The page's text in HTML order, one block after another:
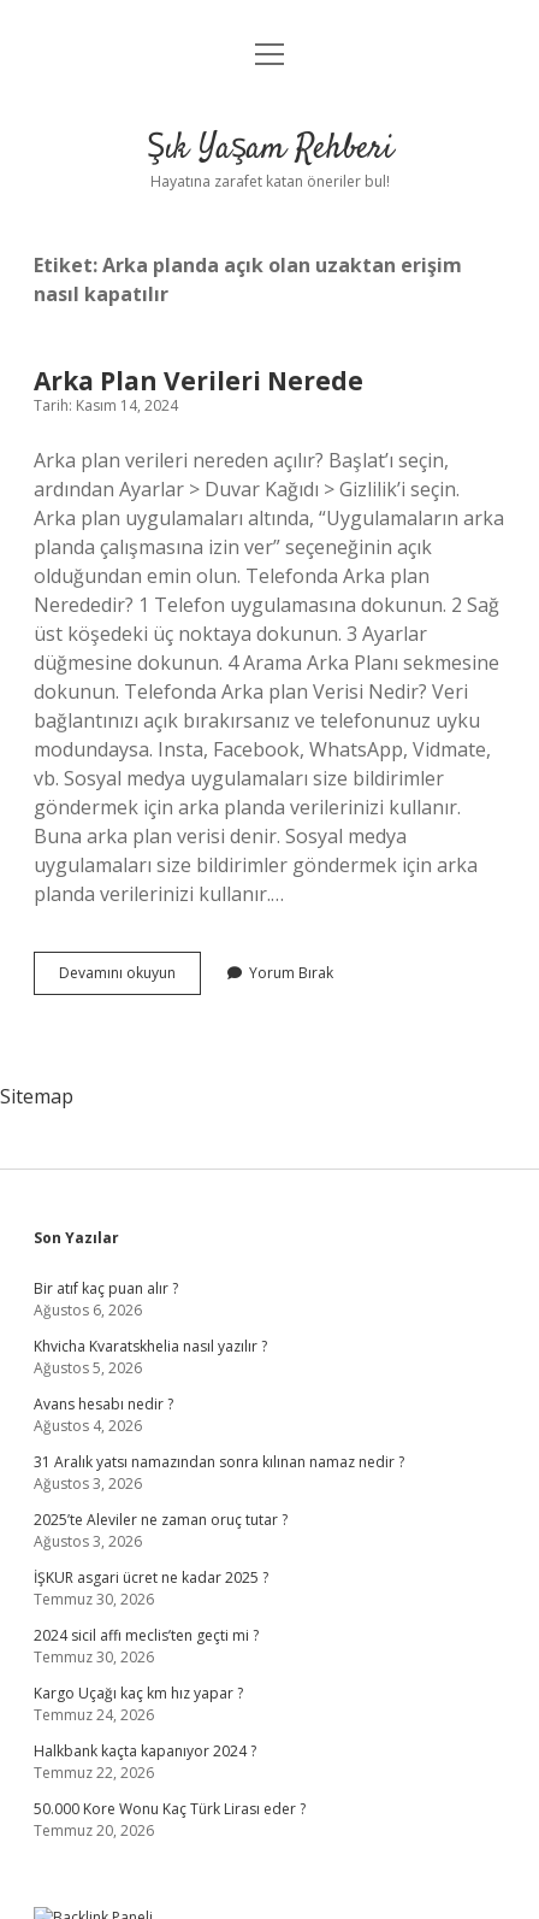
Anasayfa
Yasal Uyarı
menüyü
Şık Yaşam Rehberi
Hayatına zarafet katan öneriler bul!
Etiket:Arka planda açık olan uzaktan erişim
nasıl kapatılır
Arka Plan Verileri Nerede
Tarih: Kasım 14, 2024
Arka plan verileri nereden açılır? Başlat’ı seçin,
ardından Ayarlar > Duvar Kağıdı > Gizlilik’i seçin.
Arka plan uygulamaları altında, “Uygulamaların arka
planda çalışmasına izin ver” seçeneğinin açık
olduğundan emin olun. Telefonda Arka plan
Nerededir? 1 Telefon uygulamasına dokunun. 2 Sağ
üst köşedeki üç noktaya dokunun. 3 Ayarlar
düğmesine dokunun. 4 Arama Arka Planı sekmesine
dokunun. Telefonda Arka plan Verisi Nedir? Veri
bağlantınızı açık bırakırsanız ve telefonunuz uyku
modundaysa. Insta, Facebook, WhatsApp, Vidmate,
vb. Sosyal medya uygulamaları size bildirimler
göndermek için arka planda verilerinizi kullanır.
Buna arka plan verisi denir. Sosyal medya
uygulamaları size bildirimler göndermek için arka
planda verilerinizi kullanır.…
Devamını okuyun
Plan
Yorum Bırak
Sitemap
Sidebar
Son Yazılar
Bir atıf kaç puan alır ?
Ağustos 6, 2026
Khvicha Kvaratskhelia nasıl yazılır ?
Ağustos 5, 2026
Avans hesabı nedir ?
Ağustos 4, 2026
31 Aralık yatsı namazından sonra kılınan namaz nedir ?
Ağustos 3, 2026
2025’te Aleviler ne zaman oruç tutar ?
Ağustos 3, 2026
İŞKUR asgari ücret ne kadar 2025 ?
Temmuz 30, 2026
2024 sicil affı meclis’ten geçti mi ?
Temmuz 30, 2026
Kargo Uçağı kaç km hız yapar ?
Temmuz 24, 2026
Halkbank kaçta kapanıyor 2024 ?
Temmuz 22, 2026
50.000 Kore Wonu Kaç Türk Lirası eder ?
Temmuz 20, 2026